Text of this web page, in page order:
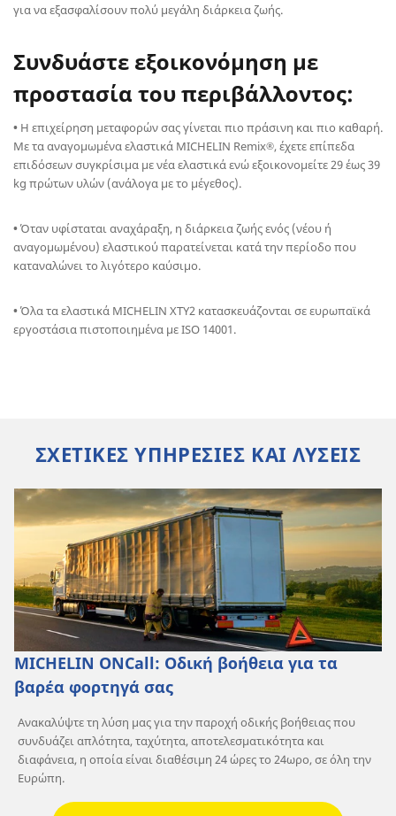
για να εξασφαλίσουν πολύ μεγάλη διάρκεια ζωής.
Συνδυάστε εξοικονόμηση με
προστασία του περιβάλλοντος:
• Η επιχείρηση μεταφορών σας γίνεται πιο πράσινη και πιο καθαρή.
Με τα αναγομωμένα ελαστικά MICHELIN Remix®, έχετε επίπεδα
επιδόσεων συγκρίσιμα με νέα ελαστικά ενώ εξοικονομείτε 29 έως 39
kg πρώτων υλών (ανάλογα με το μέγεθος).
•Όταν υφίσταται αναχάραξη, η διάρκεια ζωής ενός (νέου ή
αναγομωμένου) ελαστικού παρατείνεται κατά την περίοδο που
καταναλώνει το λιγότερο καύσιμο.
•Όλα τα ελαστικά MICHELIN XTY2 κατασκευάζονται σε ευρωπαϊκά
εργοστάσια πιστοποιημένα με ISO 14001.
ΣΧΕΤΙΚΕΣ ΥΠΗΡΕΣΙΕΣ ΚΑΙ ΛΥΣΕΙΣ
MICHELIN ONCall: Οδική βοήθεια για τα
βαρέα φορτηγά σας
Ανακαλύψτε τη λύση μας για την παροχή οδικής βοήθειας που
συνδυάζει απλότητα, ταχύτητα, αποτελεσματικότητα και
διαφάνεια, η οποία είναι διαθέσιμη 24 ώρες το 24ωρο, σε όλη την
Ευρώπη.